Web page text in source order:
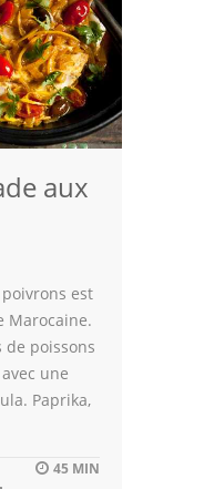
aux
est
Marocaine.
poissons
une
Paprika,
45 MIN